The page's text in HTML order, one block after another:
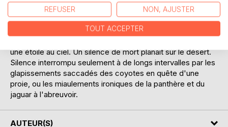
sa face blafarde, dont ne s'échappaient qu'avec peine de
minces rayons d'une lumière tremblotante qui ne laissait
distinguer que vaguement les accidents d'un paysage
une étoile au ciel. Un silence de mort planait sur le désert.
Silence interrompu seulement à de longs intervalles par les
glapissements saccadés des coyotes en quête d'une
proie, ou les miaulements ironiques de la panthère et du
jaguar à l'abreuvoir.
AUTEUR(S)
REFUSER NON, AJUSTER
TOUT ACCEPTER